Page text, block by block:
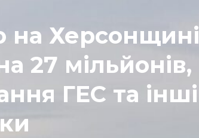
на Херсонщині
27 мільйонів,
ГЕС та інші